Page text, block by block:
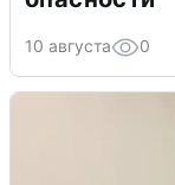
10 августа 0